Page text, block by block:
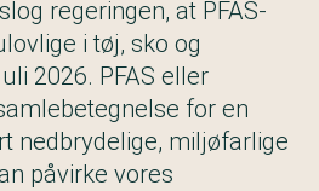
regeringen, at PFAS-
i tøj, sko og
2026. PFAS eller
for en
nedbrydelige, miljøfarlige
påvirke vores